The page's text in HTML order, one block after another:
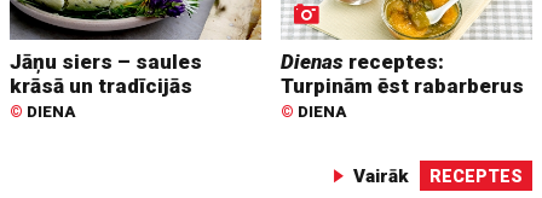
Jāņu siers – saules
krāsā un tradīcijās
© DIENA
Dienas receptes:
Turpinām ēst rabarberus
© DIENA
Vairāk RECEPTES